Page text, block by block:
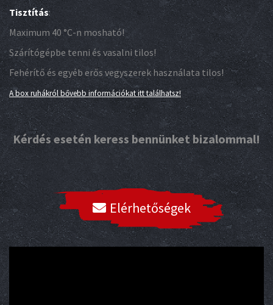
Tisztítás:
Maximum 40 °C-n mosható!
Szárítógépbe tenni és vasalni tilos!
Fehérítő és egyéb erős vegyszerek használata tilos!
A box ruhákról bővebb információkat itt találhatsz!
Kérdés esetén keress bennünket bizalommal!
Elérhetőségek